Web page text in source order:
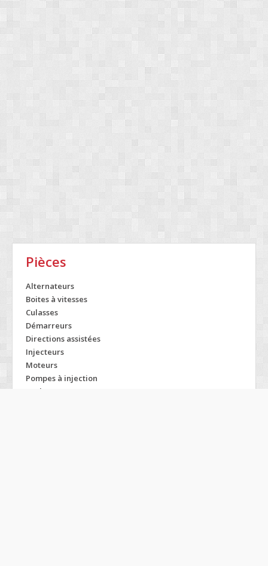
Pièces
Alternateurs
Boites à vitesses
Culasses
Démarreurs
Directions assistées
Injecteurs
Moteurs
Pompes à injection
Turbos